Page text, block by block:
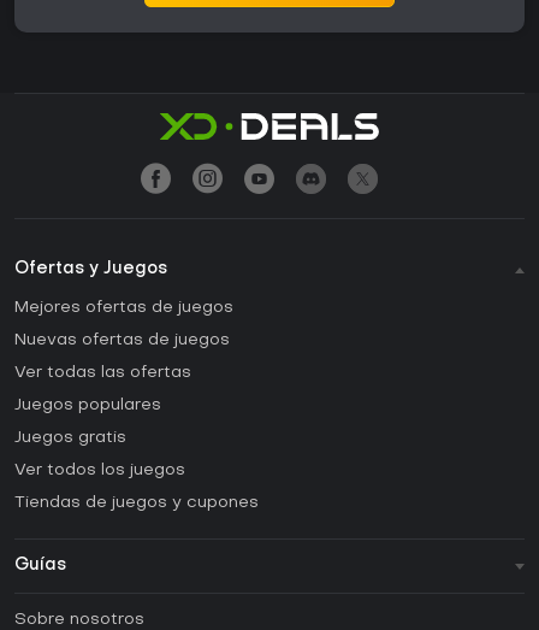
Ofertas y Juegos
Mejores ofertas de juegos
Nuevas ofertas de juegos
Ver todas las ofertas
Juegos populares
Juegos gratis
Ver todos los juegos
Tiendas de juegos y cupones
Guías
Sobre nosotros